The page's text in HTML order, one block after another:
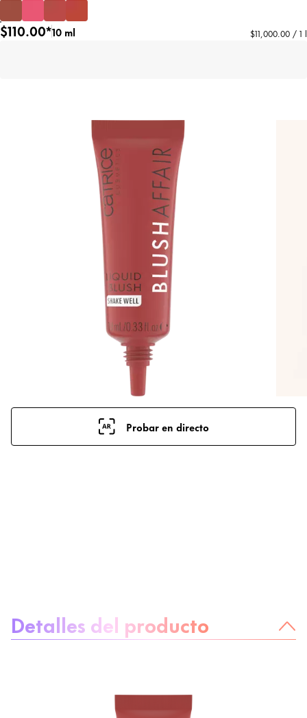
$110.00*10 ml $11,000.00 / 1 l
Probar en directo
Detalles del producto